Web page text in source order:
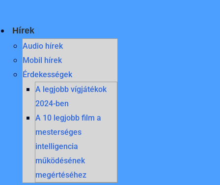
content
Hírek
Audio hírek
Mobil hírek
Érdekességek
A legjobb vígjátékok
2024-ben
A 10 legjobb film a
mesterséges
intelligencia
működésének
megértéséhez